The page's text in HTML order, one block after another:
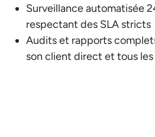
Surveillance automatisée
respectant des SLA stricts
Audits et rapports
son client direct et tous